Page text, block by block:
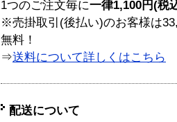
1つのご注文毎に一律1,100円(税
※売掛取引(後払い)のお客様は
無料！
⇒送料について詳しくはこちら
配送について